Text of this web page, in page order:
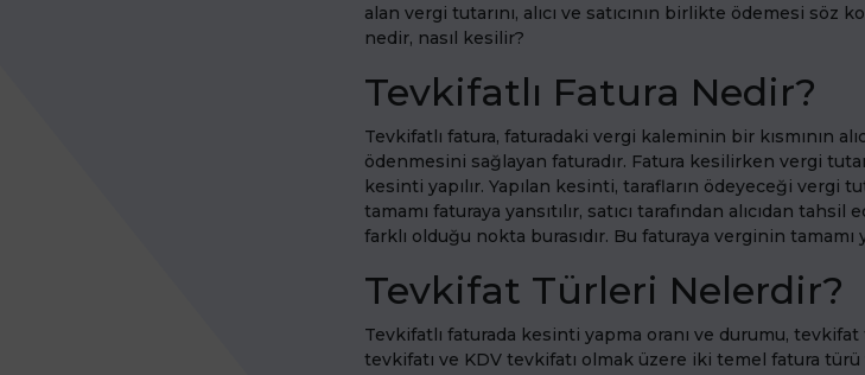
alan vergi tutarını, alıcı ve satıcının birlikte ödemesi söz
nedir, nasıl kesilir?
Tevkifatlı Fatura Nedir?
Tevkifatlı fatura, faturadaki vergi kaleminin bir kısmının
ödenmesini sağlayan faturadır. Fatura kesilirken vergi
kesinti yapılır. Yapılan kesinti, tarafların ödeyeceği vergi
tamamı faturaya yansıtılır, satıcı tarafından alıcıdan
farklı olduğu nokta burasıdır. Bu faturaya verginin tamamı
Tevkifat Türleri Nelerdir?
Tevkifatlı faturada kesinti yapma oranı ve durumu,
tevkifatı ve KDV tevkifatı olmak üzere iki temel fatura